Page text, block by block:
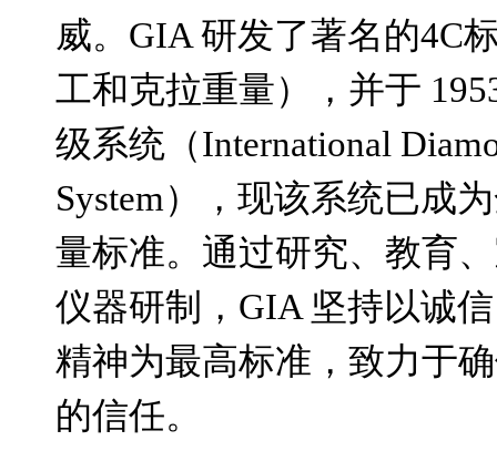
威。 GIA 研发了著名的4C
工和克拉重量），并于
级系统（International
System），现该系统已成
量标准。通过研究、教育
仪器研制， GIA 坚持以诚
精神为最高标准，致力于
的信任。